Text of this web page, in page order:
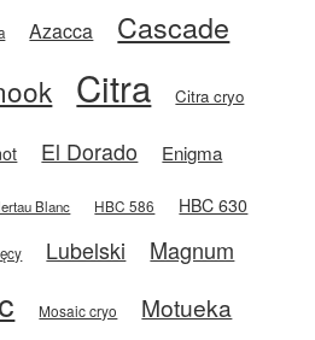
Azacca Cascade
Citra Citra cryo
El Dorado Enigma
Blanc HBC 586 HBC 630
Lubelski
Magnum
Mosaic cryo Motueka